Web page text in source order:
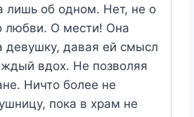
лишь об одном. Нет, не о
любви. О мести! Она
девушку, давая ей смысл
вдох. Не позволяя
Ничто более не
пока в храм не